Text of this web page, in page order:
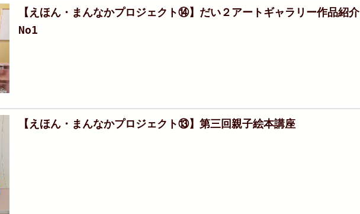
【えほん・まんなかプロジェクト⑭】だい２アートギャラリー作品紹介
No1
【えほん・まんなかプロジェクト⑬】第三回親子絵本講座